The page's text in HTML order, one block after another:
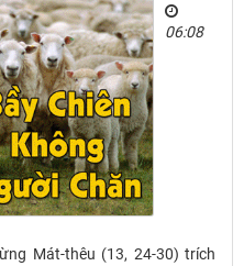
06:08
Mát-thêu (13, 24-30) trích